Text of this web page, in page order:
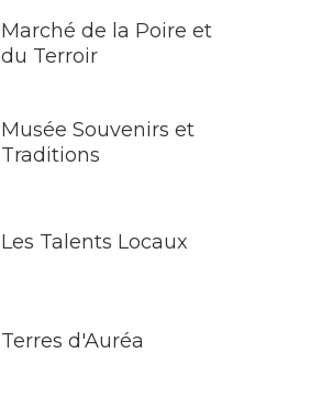
Marché de la Poire et
du Terroir
Musée Souvenirs et
Traditions
Les Talents Locaux
Terres d'Auréa